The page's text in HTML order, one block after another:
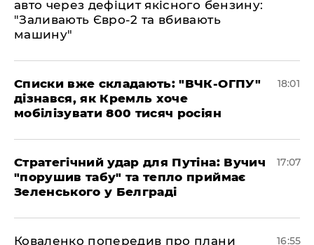
авто через дефіцит якісного бензину:
"Заливають Євро-2 та вбивають
машину"
Списки вже складають: "ВЧК-ОГПУ"
дізнався, як Кремль хоче
мобілізувати 800 тисяч росіян
18:01
Стратегічний удар для Путіна: Вучич
"порушив табу" та тепло приймає
Зеленського у Белграді
17:07
Коваленко попередив про плани
16:55